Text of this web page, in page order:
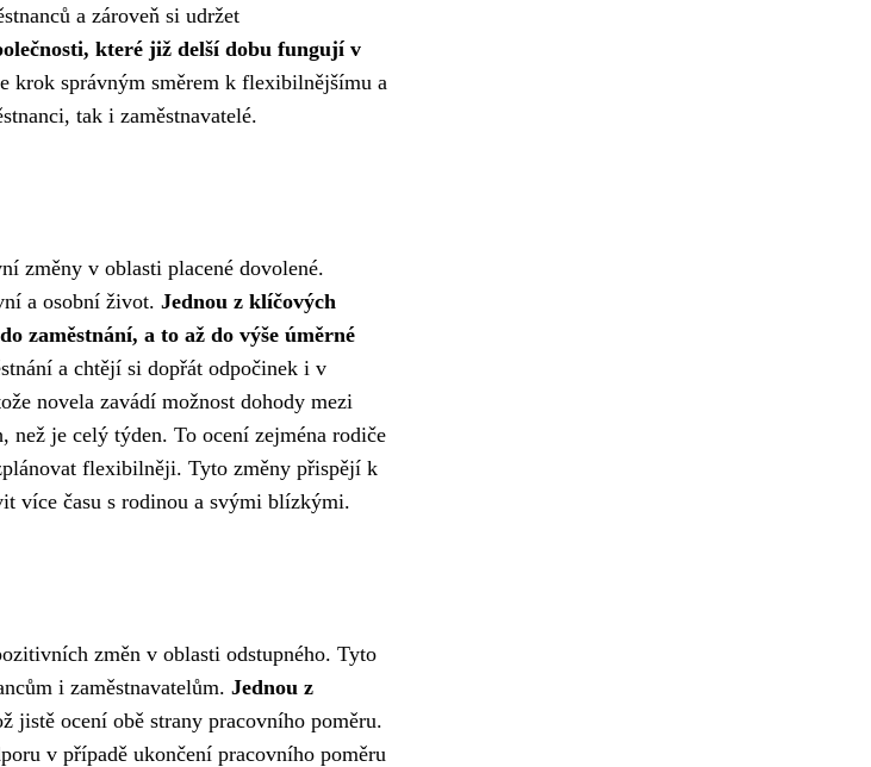
a zároveň si udržet
které již delší dobu fungují v
krok správným směrem k flexibilnějšímu a
tak i zaměstnavatelé.
změny v oblasti placené dovolené.
a osobní život. Jednou z klíčových
zaměstnání, a to až do výše úměrné
a chtějí si dopřát odpočinek i v
novela zavádí možnost dohody mezi
než je celý týden. To ocení zejména rodiče
flexibilněji. Tyto změny přispějí k
více času s rodinou a svými blízkými.
změn v oblasti odstupného. Tyto
i zaměstnavatelům. Jednou z
jistě ocení obě strany pracovního poměru.
v případě ukončení pracovního poměru